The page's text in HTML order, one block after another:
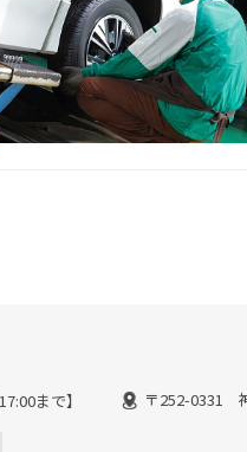
まで】 〒252-0331